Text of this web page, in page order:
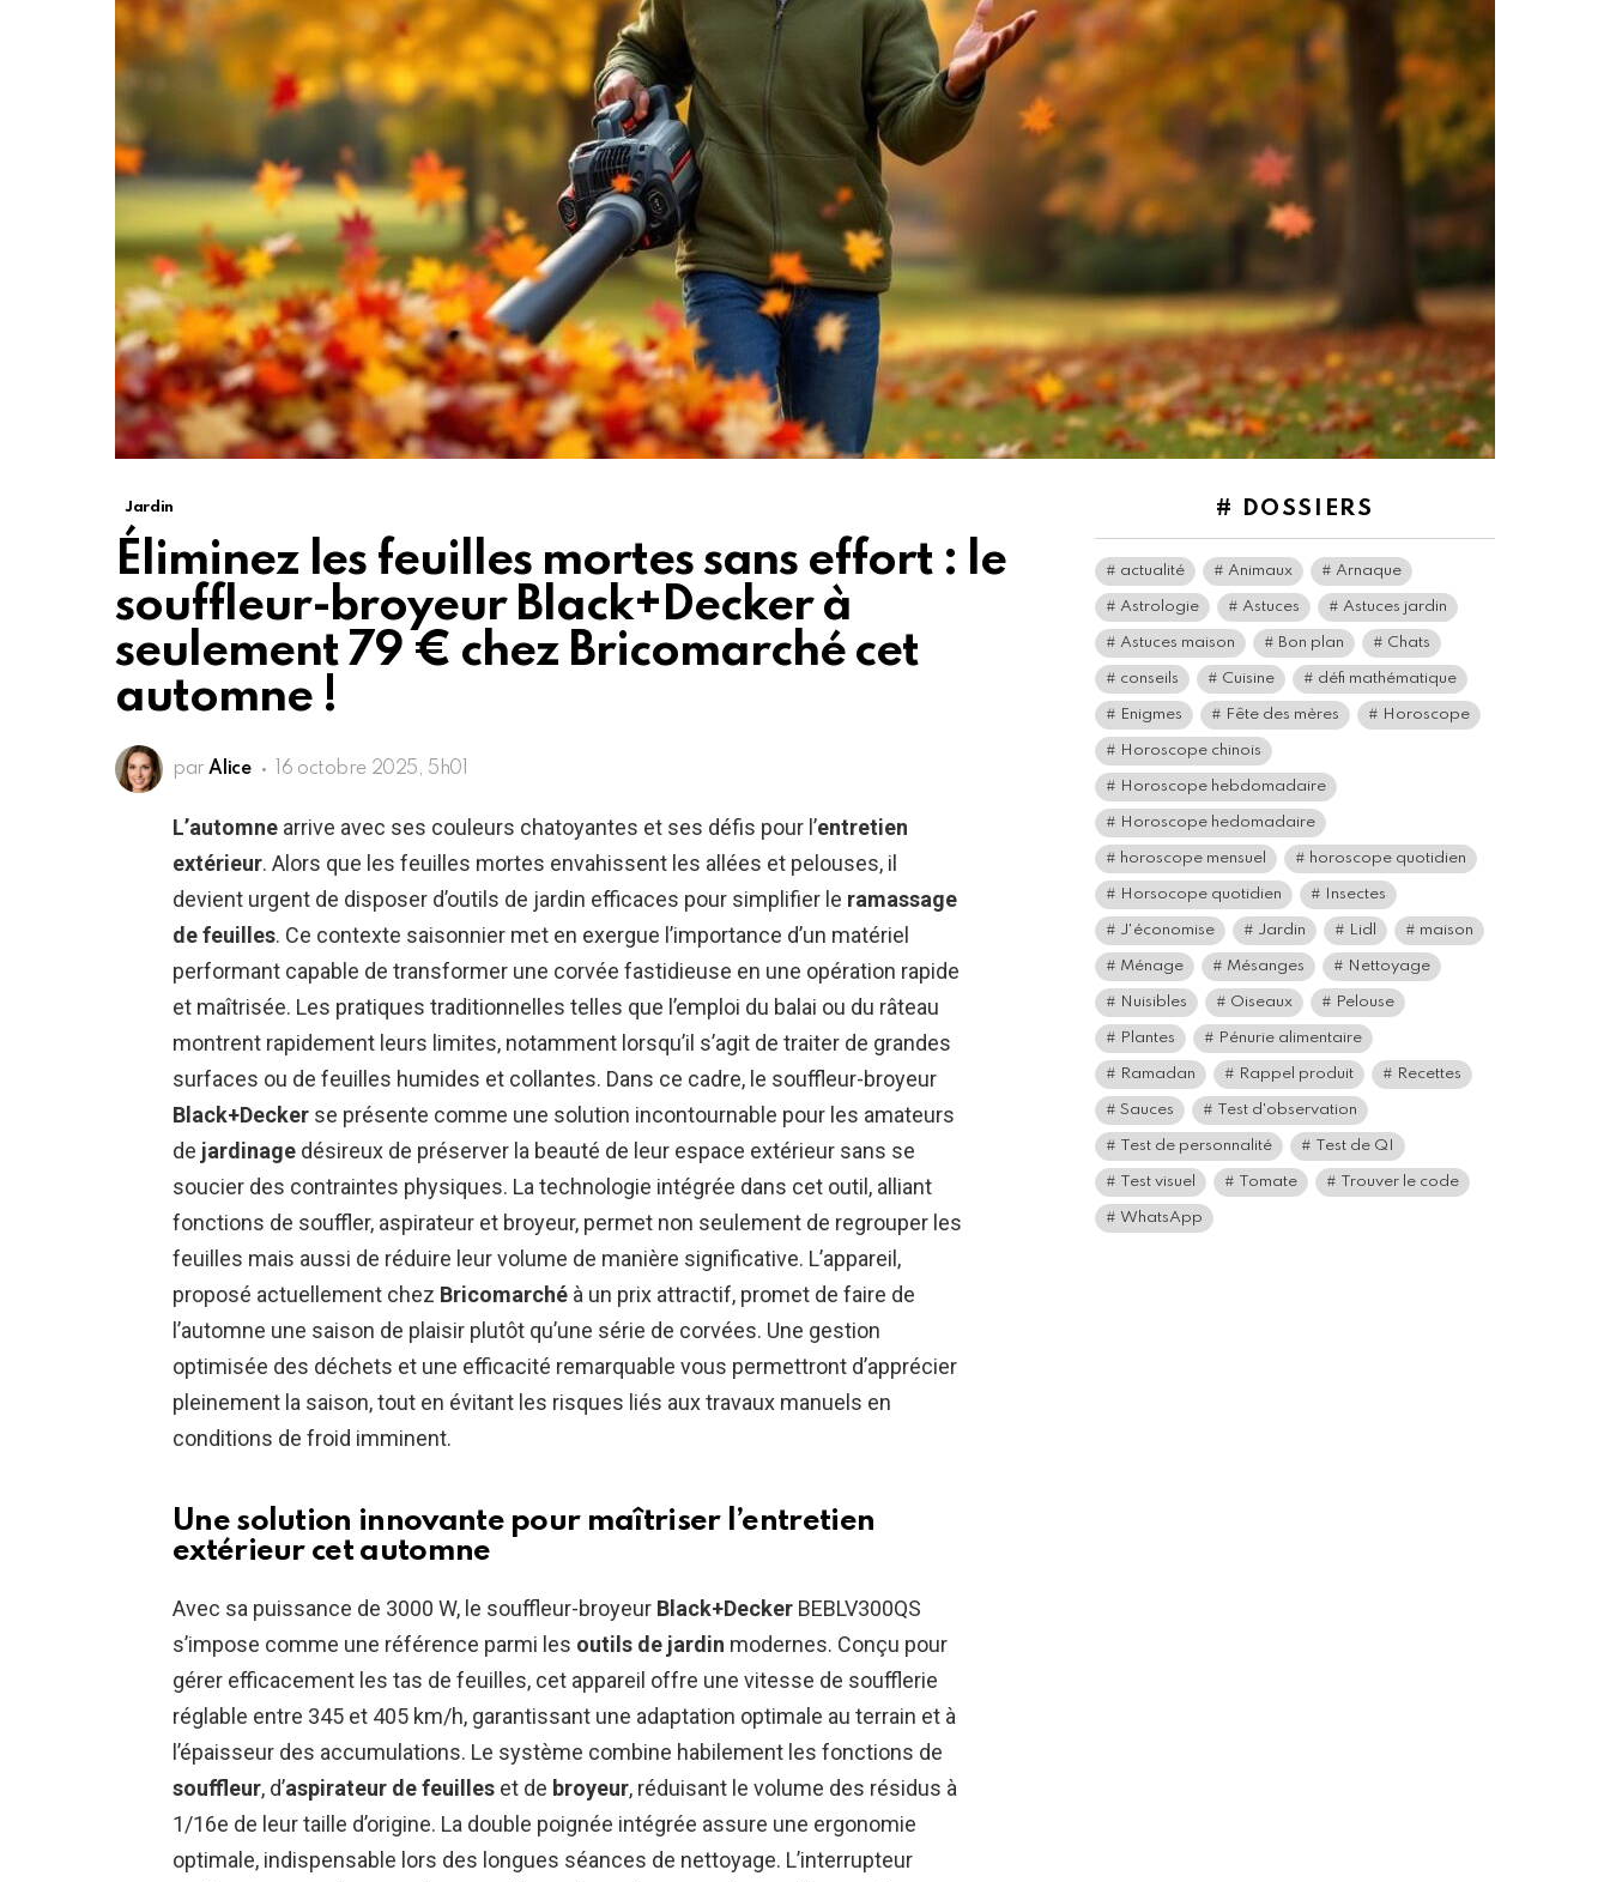
Jardin
Éliminez les feuilles mortes sans effort : le
souffleur-broyeur Black+Decker à
seulement 79 € chez Bricomarché cet
automne !
par Alice 16 octobre 2025, 5h01
L’automne arrive avec ses couleurs chatoyantes et ses défis pour l’entretien
extérieur. Alors que les feuilles mortes envahissent les allées et pelouses, il
devient urgent de disposer d’outils de jardin efficaces pour simplifier le ramassage
de feuilles. Ce contexte saisonnier met en exergue l’importance d’un matériel
performant capable de transformer une corvée fastidieuse en une opération rapide
et maîtrisée. Les pratiques traditionnelles telles que l’emploi du balai ou du râteau
montrent rapidement leurs limites, notamment lorsqu’il s’agit de traiter de grandes
surfaces ou de feuilles humides et collantes. Dans ce cadre, le souffleur-broyeur
Black+Decker se présente comme une solution incontournable pour les amateurs
de jardinage désireux de préserver la beauté de leur espace extérieur sans se
soucier des contraintes physiques. La technologie intégrée dans cet outil, alliant
fonctions de souffler, aspirateur et broyeur, permet non seulement de regrouper les
feuilles mais aussi de réduire leur volume de manière significative. L’appareil,
proposé actuellement chez Bricomarché à un prix attractif, promet de faire de
l’automne une saison de plaisir plutôt qu’une série de corvées. Une gestion
optimisée des déchets et une efficacité remarquable vous permettront d’apprécier
pleinement la saison, tout en évitant les risques liés aux travaux manuels en
conditions de froid imminent.
Une solution innovante pour maîtriser l’entretien
extérieurcet automne
Avec sa puissance de 3000 W, le souffleur-broyeur Black+Decker BEBLV300QS
s’impose comme une référence parmi les outils de jardin modernes. Conçu pour
gérer efficacement les tas de feuilles, cet appareil offre une vitesse de soufflerie
réglable entre 345 et 405 km/h, garantissant une adaptation optimale au terrain et à
l’épaisseur des accumulations. Le système combine habilement les fonctions de
souffleur, d’aspirateur de feuilles et de broyeur, réduisant le volume des résidus à
1/16e de leur taille d’origine. La double poignée intégrée assure une ergonomie
optimale, indispensable lors des longues séances de nettoyage. L’interrupteur
# DOSSIERS
actualité Animaux Arnaque
Astrologie Astuces Astuces jardin
Astuces maison Bon plan Chats
conseils Cuisine défi mathématique
Enigmes Fête des mères Horoscope
Horoscope chinois
Horoscope hebdomadaire
Horoscope hedomadaire
horoscope mensuel horoscope quotidien
Horsocope quotidien Insectes
J'économise Jardin Lidl maison
Ménage Mésanges Nettoyage
Nuisibles Oiseaux Pelouse
Plantes Pénurie alimentaire
Ramadan Rappel produit Recettes
Sauces Test d'observation
Test de personnalité Test de QI
Test visuel Tomate Trouver le code
WhatsApp